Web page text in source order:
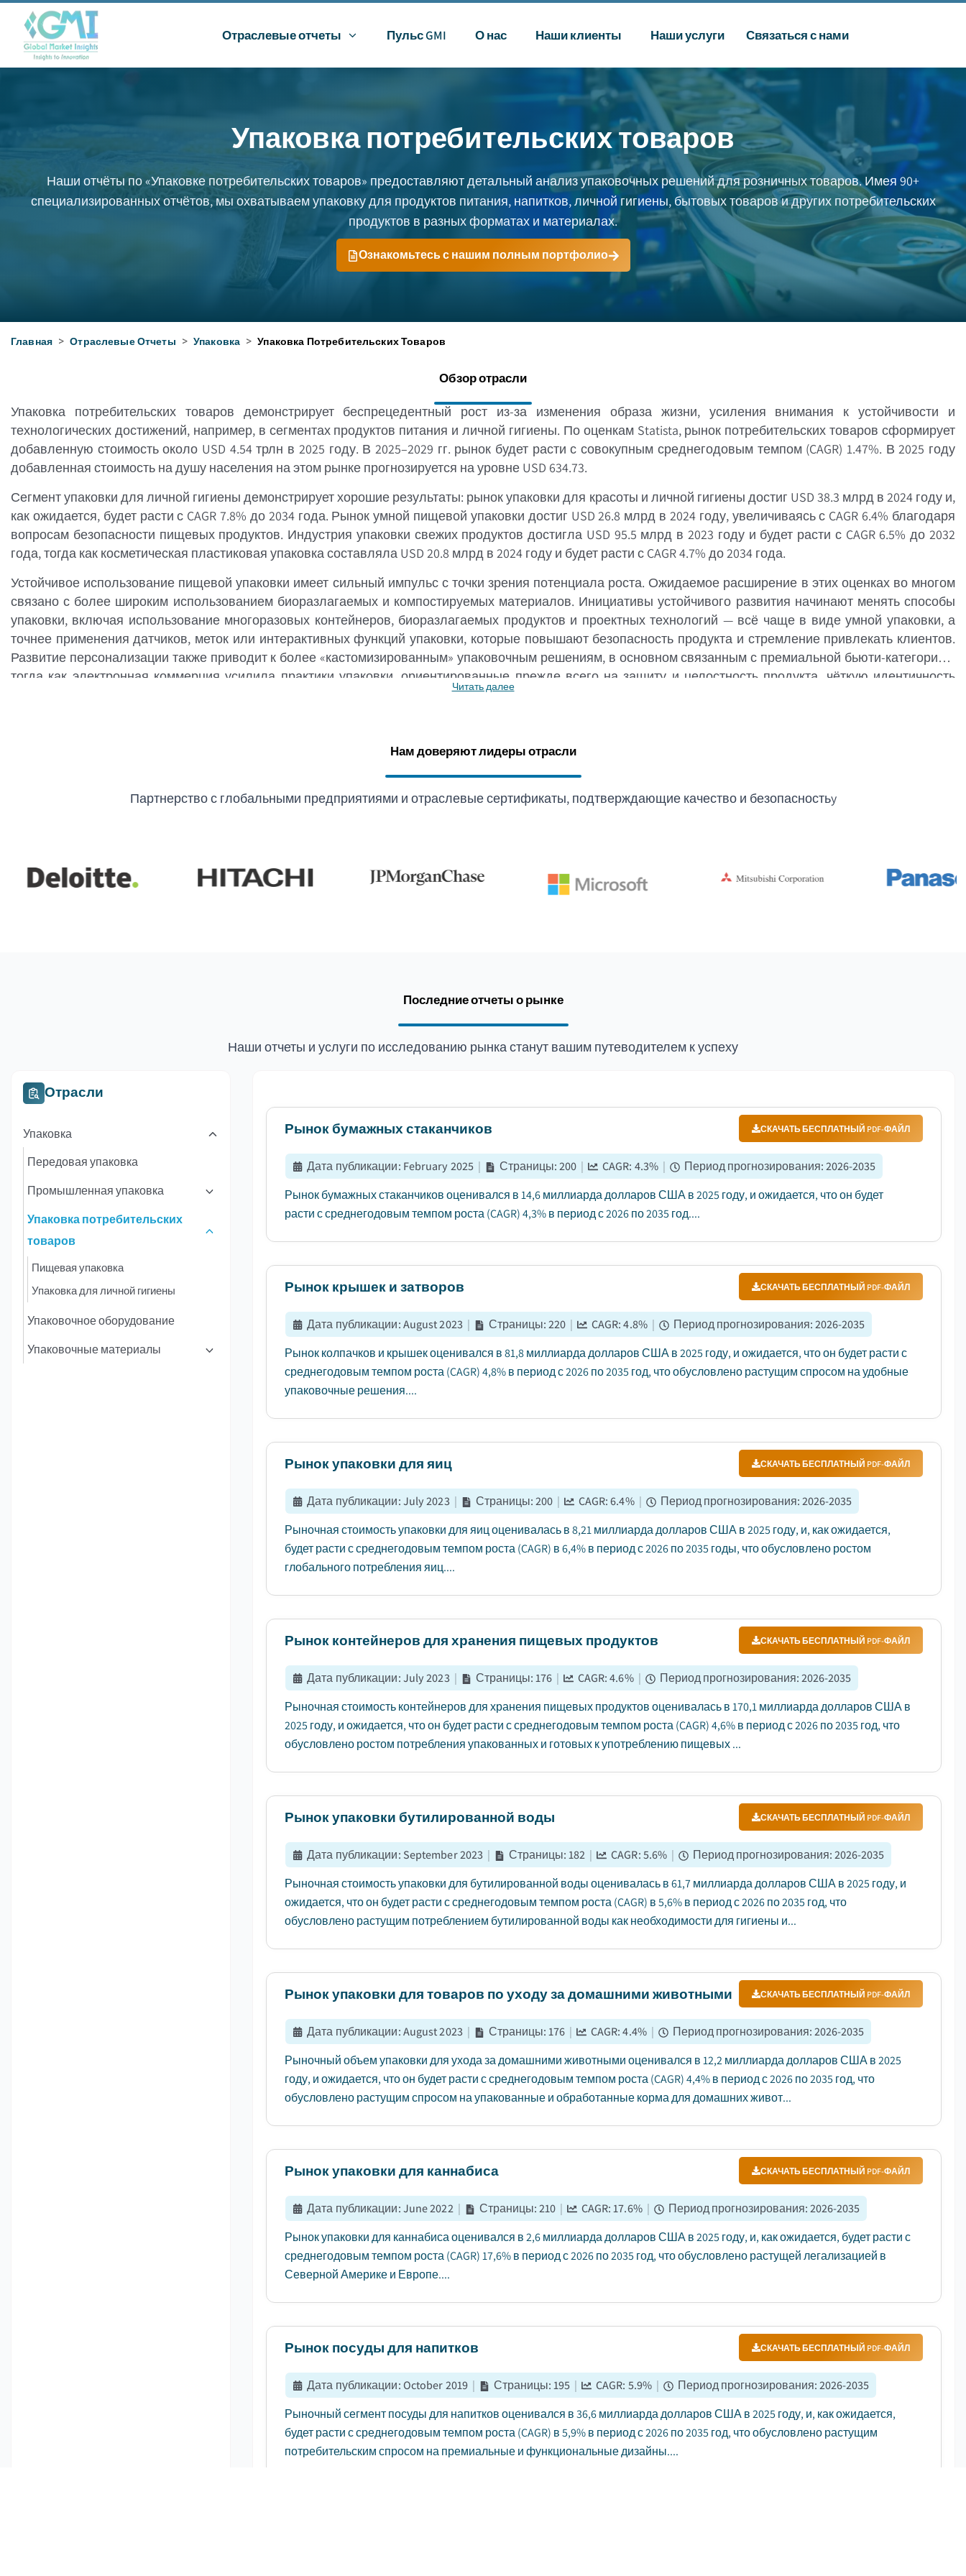
Отраслевые отчеты Пульс GMI О нас Наши клиенты Наши услуги Связаться с нами
Упаковка потребительских товаров
Наши отчёты по «Упаковке потребительских товаров» предоставляют детальный анализ упаковочных решений для розничных товаров. Имея 90+
специализированных отчётов, мы охватываем упаковку для продуктов питания, напитков, личной гигиены, бытовых товаров и других потребительских
продуктов в разных форматах и материалах.
Ознакомьтесь с нашим полным портфолио
Главная > Отраслевые Отчеты > Упаковка > Упаковка Потребительских Товаров
Обзор отрасли
Упаковка потребительских товаров демонстрирует беспрецедентный рост из-за изменения образа жизни, усиления внимания к устойчивости и
технологических достижений, например, в сегментах продуктов питания и личной гигиены. По оценкам Statista, рынок потребительских товаров сформирует
добавленную стоимость около USD 4.54 трлн в 2025 году. В 2025–2029 гг. рынок будет расти с совокупным среднегодовым темпом (CAGR) 1.47%. В 2025 году
добавленная стоимость на душу населения на этом рынке прогнозируется на уровне USD 634.73.
Сегмент упаковки для личной гигиены демонстрирует хорошие результаты: рынок упаковки для красоты и личной гигиены достиг USD 38.3 млрд в 2024 году и,
как ожидается, будет расти с CAGR 7.8% до 2034 года. Рынок умной пищевой упаковки достиг USD 26.8 млрд в 2024 году, увеличиваясь с CAGR 6.4% благодаря
вопросам безопасности пищевых продуктов. Индустрия упаковки свежих продуктов достигла USD 95.5 млрд в 2023 году и будет расти с CAGR 6.5% до 2032
года, тогда как косметическая пластиковая упаковка составляла USD 20.8 млрд в 2024 году и будет расти с CAGR 4.7% до 2034 года.
Устойчивое использование пищевой упаковки имеет сильный импульс с точки зрения потенциала роста. Ожидаемое расширение в этих оценках во многом
связано с более широким использованием биоразлагаемых и компостируемых материалов. Инициативы устойчивого развития начинают менять способы
упаковки, включая использование многоразовых контейнеров, биоразлагаемых продуктов и проектных технологий — всё чаще в виде умной упаковки, а
точнее применения датчиков, меток или интерактивных функций упаковки, которые повышают безопасность продукта и стремление привлекать клиентов.
Развитие персонализации также приводит к более «кастомизированным» упаковочным решениям, в основном связанным с премиальной бьюти-категорией,
тогда как электронная коммерция усилила практики упаковки, ориентированные прежде всего на защиту и целостность продукта, чёткую идентичность
Читать далее
Нам доверяют лидеры отрасли
Партнерство с глобальными предприятиями и отраслевые сертификаты, подтверждающие качество и безопасностьy
Последние отчеты о рынке
Наши отчеты и услуги по исследованию рынка станут вашим путеводителем к успеху
Отрасли
Упаковка
Передовая упаковка
Промышленная упаковка
Упаковка потребительских
товаров
Пищевая упаковка
Упаковка для личной гигиены
Упаковочное оборудование
Упаковочные материалы
Рынок бумажных стаканчиков СКАЧАТЬ БЕСПЛАТНЫЙ PDF-ФАЙЛ
Дата публикации: February 2025 | Страницы:200 | CAGR: 4.3% | Период прогнозирования:2026-2035
Рынок бумажных стаканчиков оценивался в 14,6 миллиарда долларов США в 2025 году, и ожидается, что он будет
расти с среднегодовым темпом роста (CAGR) 4,3% в период с 2026 по 2035 год....
Рынок крышек и затворов СКАЧАТЬ БЕСПЛАТНЫЙ PDF-ФАЙЛ
Дата публикации:August 2023 | Страницы:220 | CAGR:4.8% | Период прогнозирования:2026-2035
Рынок колпачков и крышек оценивался в 81,8 миллиарда долларов США в 2025 году, и ожидается, что он будет расти с
среднегодовым темпом роста (CAGR) 4,8% в период с 2026 по 2035 год, что обусловлено растущим спросом на удобные
упаковочные решения....
Рынок упаковки для яиц СКАЧАТЬ БЕСПЛАТНЫЙ PDF-ФАЙЛ
Дата публикации:July 2023 | Страницы:200 | CAGR:6.4% | Период прогнозирования:2026-2035
Рыночная стоимость упаковки для яиц оценивалась в 8,21 миллиарда долларов США в 2025 году, и, как ожидается,
будет расти с среднегодовым темпом роста (CAGR) в 6,4% в период с 2026 по 2035 годы, что обусловлено ростом
глобального потребления яиц....
Рынок контейнеров для хранения пищевых продуктов СКАЧАТЬ БЕСПЛАТНЫЙ PDF-ФАЙЛ
Дата публикации:July 2023 | Страницы:176 | CAGR:4.6% | Период прогнозирования:2026-2035
Рыночная стоимость контейнеров для хранения пищевых продуктов оценивалась в 170,1 миллиарда долларов США в
2025 году, и ожидается, что он будет расти с среднегодовым темпом роста (CAGR) 4,6% в период с 2026 по 2035 год, что
обусловлено ростом потребления упакованных и готовых к употреблению пищевых ...
Рынок упаковки бутилированной воды СКАЧАТЬ БЕСПЛАТНЫЙ PDF-ФАЙЛ
Дата публикации: September 2023 | Страницы:182 | CAGR:5.6% | Период прогнозирования:2026-2035
Рыночная стоимость упаковки для бутилированной воды оценивалась в 61,7 миллиарда долларов США в 2025 году, и
ожидается, что он будет расти с среднегодовым темпом роста (CAGR) в 5,6% в период с 2026 по 2035 год, что
обусловлено растущим потреблением бутилированной воды как необходимости для гигиены и...
Рынок упаковки для товаров по уходу за домашними животными СКАЧАТЬ БЕСПЛАТНЫЙ PDF-ФАЙЛ
Дата публикации:August 2023 | Страницы:176 | CAGR:4.4% | Период прогнозирования:2026-2035
Рыночный объем упаковки для ухода за домашними животными оценивался в 12,2 миллиарда долларов США в 2025
году, и ожидается, что он будет расти с среднегодовым темпом роста (CAGR) 4,4% в период с 2026 по 2035 год, что
обусловлено растущим спросом на упакованные и обработанные корма для домашних живот...
Рынок упаковки для каннабиса СКАЧАТЬ БЕСПЛАТНЫЙ PDF-ФАЙЛ
Дата публикации:June 2022 | Страницы:210 | CAGR:17.6% | Период прогнозирования:2026-2035
Рынок упаковки для каннабиса оценивался в 2,6 миллиарда долларов США в 2025 году, и, как ожидается, будет расти с
среднегодовым темпом роста (CAGR) 17,6% в период с 2026 по 2035 год, что обусловлено растущей легализацией в
Северной Америке и Европе....
Рынок посуды для напитков СКАЧАТЬ БЕСПЛАТНЫЙ PDF-ФАЙЛ
Дата публикации:October 2019 | Страницы:195 | CAGR: 5.9% | Период прогнозирования:2026-2035
Рыночный сегмент посуды для напитков оценивался в 36,6 миллиарда долларов США в 2025 году, и, как ожидается,
будет расти с среднегодовым темпом роста (CAGR) в 5,9% в период с 2026 по 2035 год, что обусловлено растущим
потребительским спросом на премиальные и функциональные дизайны....